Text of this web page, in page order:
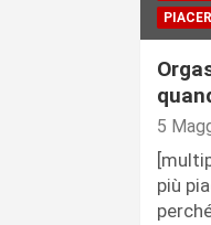
5
più